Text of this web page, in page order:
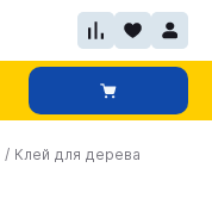
/ Клей для дерева